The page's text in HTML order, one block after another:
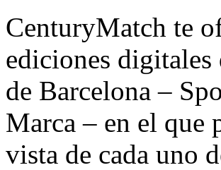
CenturyMatch te
ediciones
de Barcelona –
Marca – en el que
vista de cada uno